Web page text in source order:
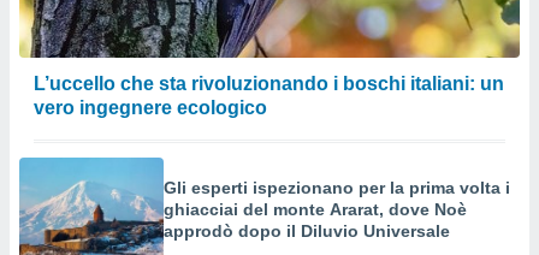
L’uccello che sta rivoluzionando i boschi italiani: un
vero ingegnere ecologico
Gli esperti ispezionano per la prima volta i
ghiacciai del monte Ararat, dove Noè
approdò dopo il Diluvio Universale